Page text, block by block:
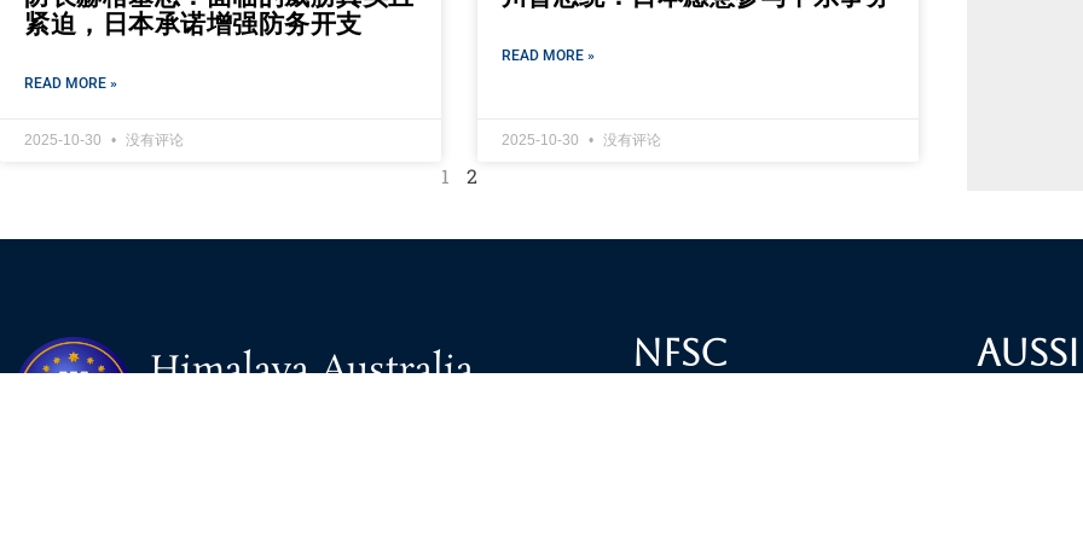
紧迫，日本承诺增强防务开支
READ MORE »
2025-10-30 没有评论
READ MORE »
2025-10-30 没有评论
1 2
Himalaya Australia
NFSC